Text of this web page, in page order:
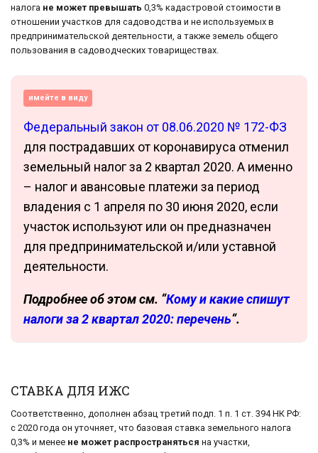
налога не может превышать 0,3% кадастровой стоимости в
отношении участков для садоводства и не используемых в
предпринимательской деятельности, а также земель общего
пользования в садоводческих товариществах.
имейте в виду
Федеральный закон от 08.06.2020 № 172-ФЗ
для пострадавших от коронавируса отменил
земельный налог за 2 квартал 2020. А именно
– налог и авансовые платежи за период
владения с 1 апреля по 30 июня 2020, если
участок используют или он предназначен
для предпринимательской и/или уставной
деятельности.
Подробнее об этом см. “Кому и какие спишут
налоги за 2 квартал 2020: перечень“.
СТАВКА ДЛЯ ИЖС
Соответственно, дополнен абзац третий подп. 1 п. 1 ст. 394 НК РФ:
с 2020 года он уточняет, что базовая ставка земельного налога
0,3% и менее не может распространяться на участки,